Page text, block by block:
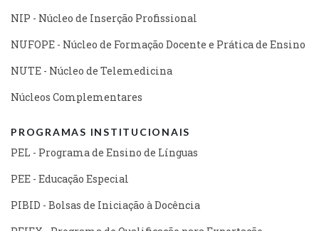
NIP - Núcleo de Inserção Profissional
NUFOPE - Núcleo de Formação Docente e Prática de Ensino
NUTE - Núcleo de Telemedicina
Núcleos Complementares
PROGRAMAS INSTITUCIONAIS
PEL - Programa de Ensino de Línguas
PEE - Educação Especial
PIBID - Bolsas de Iniciação à Docência